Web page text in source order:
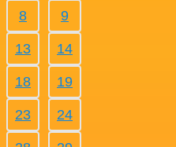
8 9
13 14
18 19
23 24